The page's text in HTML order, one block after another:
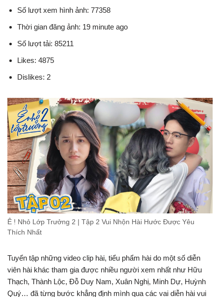
Số lượt xem hình ảnh: 77358
Thời gian đăng ảnh: 19 minute ago
Số lượt tải: 85211
Likes: 4875
Dislikes: 2
Ê ! Nhỏ Lớp Trưởng 2 | Tập 2 Vui Nhộn Hài Hước Được Yêu
Thích Nhất
Tuyển tập những video clip hài, tiểu phẩm hài do một số diễn
viên hài khác tham gia được nhiều người xem nhất như Hữu
Thạch, Thành Lộc, Đỗ Duy Nam, Xuân Nghị, Minh Dự, Huỳnh
Quý… đã từng bước khẳng định mình qua các vai diễn hài vui